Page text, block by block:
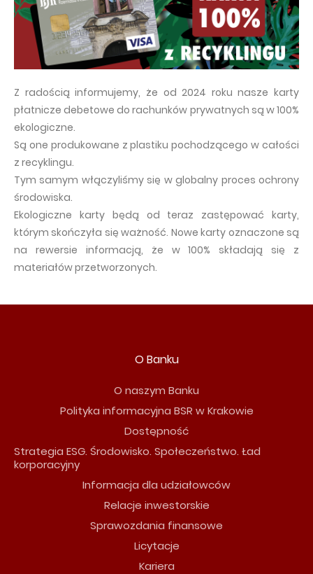
Z radością informujemy, że od 2024 roku nasze karty
płatnicze debetowe do rachunków prywatnych są w 100%
ekologiczne.
Są one produkowane z plastiku pochodzącego w całości
z recyklingu.
Tym samym włączyliśmy się w globalny proces ochrony
środowiska.
Ekologiczne karty będą od teraz zastępować karty,
którym skończyła się ważność. Nowe karty oznaczone są
na rewersie informacją, że w 100% składają się z
materiałów przetworzonych.
O Banku
O naszym Banku
Polityka informacyjna BSR w Krakowie
Dostępność
Strategia ESG. Środowisko. Społeczeństwo. Ład
korporacyjny
Informacja dla udziałowców
Relacje inwestorskie
Sprawozdania finansowe
Licytacje
Kariera